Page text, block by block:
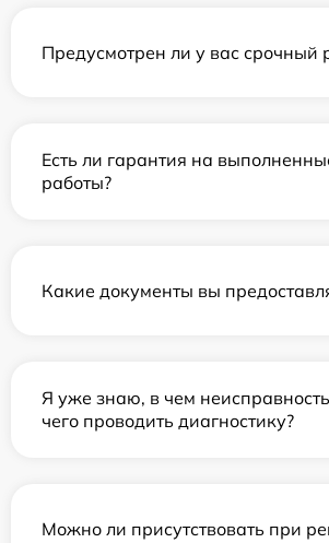
Предусмотрен ли у вас срочный
Есть ли гарантия на
работы?
Какие документы вы
Я уже знаю, в чем
чего проводить диагностику?
Можно ли присутствовать при